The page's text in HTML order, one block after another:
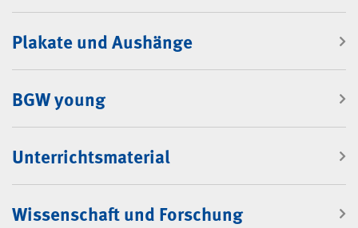
Plakate und Aushänge
BGW young
Unterrichtsmaterial
Wissenschaft und Forschung